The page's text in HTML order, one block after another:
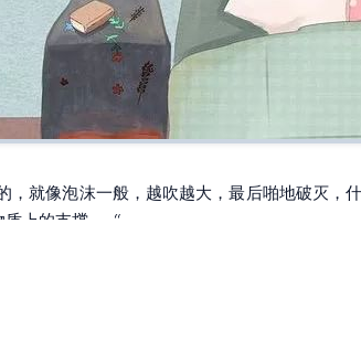
，就像泡沫一般，越吹越大，最后啪地破灭，
上的支撑。
“